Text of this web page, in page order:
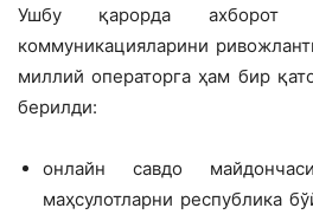
Ушбу қарорда ахборот
коммуникацияларини
миллий операторга ҳам бир
берилди:
онлайн савдо
маҳсулотларни республика